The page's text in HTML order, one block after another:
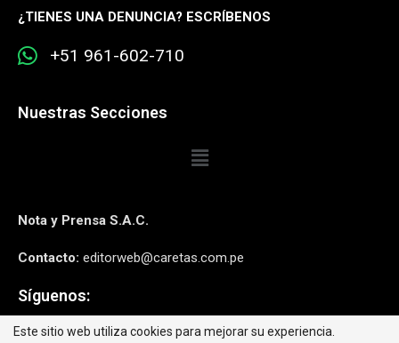
¿TIENES UNA DENUNCIA? ESCRÍBENOS
+51 961-602-710
Nuestras Secciones
Nota y Prensa S.A.C.
Contacto: editorweb@caretas.com.pe
Síguenos:
Este sitio web utiliza cookies para mejorar su experiencia.